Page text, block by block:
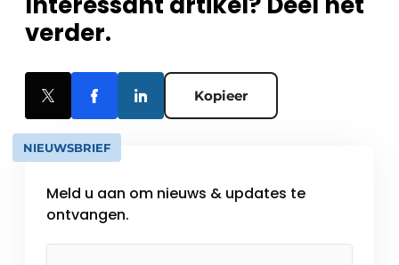
verder.
Kopieer
NIEUWSBRIEF
Meld u aan om nieuws & updates te
ontvangen.